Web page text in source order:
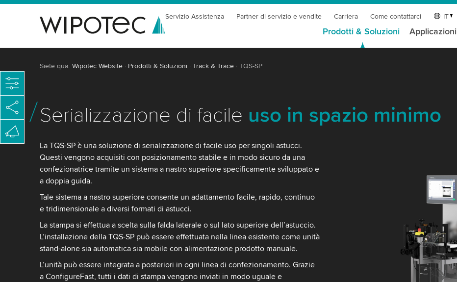
Servizio Assistenza Partner di servizio e vendite Carriera Come contattarci IT
Prodotti & Soluzioni Applicazioni
Siete qua: Wipotec Website Prodotti & Soluzioni Track & Trace TQS-SP
Serializzazione di facile uso in spazio minimo
La TQS-SP è una soluzione di serializzazione di facile uso per singoli astucci.
Questi vengono acquisiti con posizionamento stabile e in modo sicuro da una
confezionatrice tramite un sistema a nastro superiore specificamente sviluppato e
a doppia guida.
Tale sistema a nastro superiore consente un adattamento facile, rapido, continuo
e tridimensionale a diversi formati di astucci.
La stampa si effettua a scelta sulla falda laterale o sul lato superiore dell’astuccio.
L‘installazione della TQS-SP può essere effettuata nella linea esistente come unità
stand-alone sia automatica sia mobile con alimentazione prodotto manuale.
L‘unità può essere integrata a posteriori in ogni linea di confezionamento. Grazie
a ConfigureFast, tutti i dati di stampa vengono inviati in modo uguale e